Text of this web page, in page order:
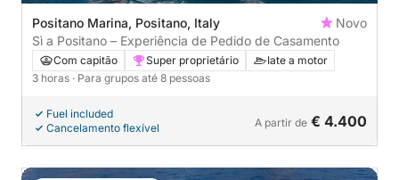
Positano Marina, Positano, Italy
Novo
Sì a Positano – Experiência de Pedido de Casamento
Com capitão Super proprietário
Iate a motor
3 horas · Para grupos até 8 pessoas
Fuel included
Cancelamento flexível
A partir de € 4.400